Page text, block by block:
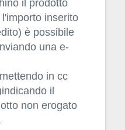
il prodotto
inserito
è possibile
una e-
in cc
il
non erogato